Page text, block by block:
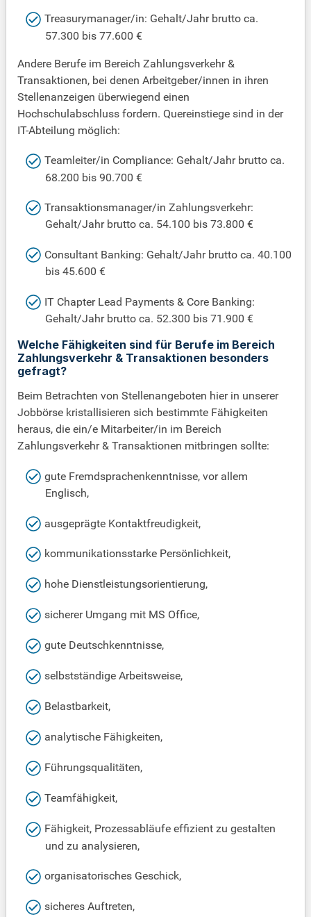
Treasurymanager/in: Gehalt/Jahr brutto ca.
57.300 bis 77.600 €
Andere Berufe im Bereich Zahlungsverkehr &
Transaktionen, bei denen Arbeitgeber/innen in ihren
Stellenanzeigen überwiegend einen
Hochschulabschluss fordern. Quereinstiege sind in der
IT-Abteilung möglich:
Teamleiter/in Compliance: Gehalt/Jahr brutto ca.
68.200 bis 90.700 €
Transaktionsmanager/in Zahlungsverkehr:
Gehalt/Jahr brutto ca. 54.100 bis 73.800 €
Consultant Banking: Gehalt/Jahr brutto ca. 40.100
bis 45.600 €
IT Chapter Lead Payments & Core Banking:
Gehalt/Jahr brutto ca. 52.300 bis 71.900 €
Welche Fähigkeiten sind für Berufe im Bereich
Zahlungsverkehr & Transaktionen besonders
gefragt?
Beim Betrachten von Stellenangeboten hier in unserer
Jobbörse kristallisieren sich bestimmte Fähigkeiten
heraus, die ein/e Mitarbeiter/in im Bereich
Zahlungsverkehr & Transaktionen mitbringen sollte:
gute Fremdsprachenkenntnisse, vor allem
Englisch,
ausgeprägte Kontaktfreudigkeit,
kommunikationsstarke Persönlichkeit,
hohe Dienstleistungsorientierung,
sicherer Umgang mit MS Office,
gute Deutschkenntnisse,
selbstständige Arbeitsweise,
Belastbarkeit,
analytische Fähigkeiten,
Führungsqualitäten,
Teamfähigkeit,
Fähigkeit, Prozessabläufe effizient zu gestalten
und zu analysieren,
organisatorisches Geschick,
sicheres Auftreten,